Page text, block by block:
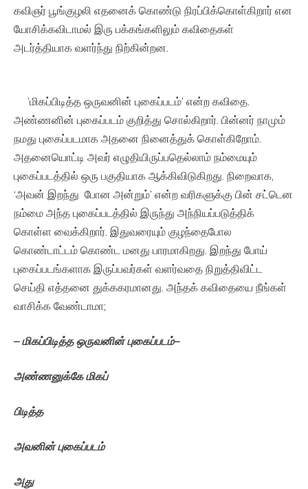
கவிஞர் பூங்குழலி எதனைக் கொண்டு நிரப்பிக்கொள்கிறார் என
யோசிக்கவிடாமல் இரு பக்கங்களிலும் கவிதைகள்
அடர்த்தியாக வளர்ந்து நிற்கின்றன.
’மிகப்பிடித்த ஒருவனின் புகைப்படம்’ என்ற கவிதை.
அண்ணனின் புகைப்படம் குறித்து சொல்கிறார். பின்னர் நாமும்
நமது புகைப்படமாக அதனை நினைத்துக் கொள்கிறோம்.
அதனையொட்டி அவர் எழுதியிருப்பதெல்லாம் நம்மையும்
புகைப்படத்தில் ஒரு பகுதியாக ஆக்கிவிடுகிறது. நிறைவாக,
‘அவன் இறந்து போன அன்றும்’ என்ற வரிகளுக்கு பின் சட்டென
நம்மை அந்த புகைப்படத்தில் இருந்து அந்நியப்படுத்திக்
கொள்ள வைக்கிறார். இதுவரையும் குழந்தைபோல
கொண்டாட்டம் கொண்ட மனது பாரமாகிறது. இறந்து போய்
புகைப்படங்களாக இருப்பவர்கள் வளர்வதை நிறுத்திவிட்ட
செய்தி எத்தனை துக்ககரமானது. அந்தக் கவிதையை நீங்கள்
வாசிக்க வேண்டாமா;
–மிகப்பிடித்த ஒருவனின் புகைப்படம்–
அண்ணனுக்கே மிகப்
பிடித்த
அவனின் புகைப்படம்
அது